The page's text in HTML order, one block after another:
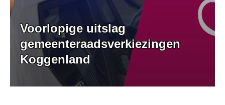
Voorlopige uitslag
gemeenteraadsverkiezingen
Koggenland